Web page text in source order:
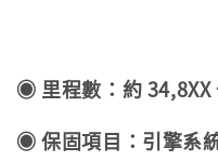
◉ 里程數：約 34,8XX
◉ 保固項目：引擎系